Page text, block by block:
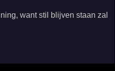
want stil blijven staan zal